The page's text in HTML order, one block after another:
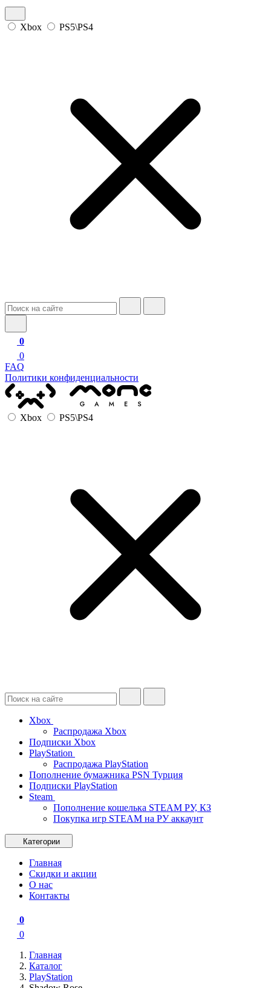
Xbox PS5\PS4
0
0
FAQ
Политики конфиденциальности
Xbox PS5\PS4
Xbox
Распродажа Xbox
Подписки Xbox
PlayStation
Распродажа PlayStation
Пополнение бумажника PSN Турция
Подписки PlayStation
Steam
Пополнение кошелька STEAM РУ, КЗ
Покупка игр STEAM на РУ аккаунт
Категории
Главная
Скидки и акции
О нас
Контакты
0
0
Главная
Каталог
PlayStation